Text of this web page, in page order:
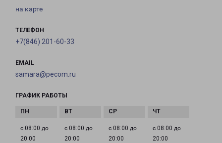
на карте
ТЕЛЕФОН
+7(846) 201-60-33
EMAIL
samara@pecom.ru
ГРАФИК РАБОТЫ
с 08:00 до
20:00
с 08:00 до
20:00
с 08:00 до
20:00
с 08:00 до
20:00